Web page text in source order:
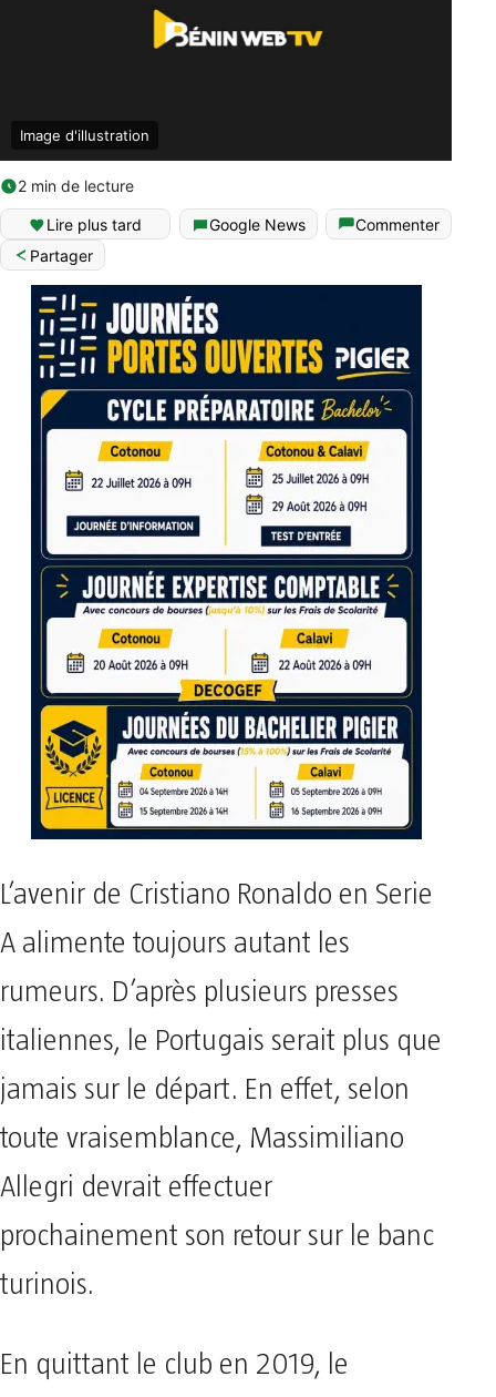
Image d'illustration
2 min de lecture
Lire plus tard Google News
Commenter
Partager
L’avenir de Cristiano Ronaldo en Serie
A alimente toujours autant les
rumeurs. D’après plusieurs presses
italiennes, le Portugais serait plus que
jamais sur le départ. En effet, selon
toute vraisemblance, Massimiliano
Allegri devrait effectuer
prochainement son retour sur le banc
turinois.
En quittant le club en 2019, le